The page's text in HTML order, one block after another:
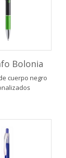
Bolonia
cuerpo negro